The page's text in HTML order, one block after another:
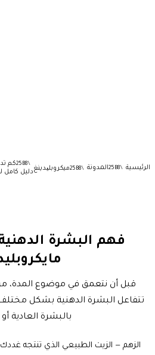
الرئيسية المدونة ميكروبلیدينغ
كم
دليل كامل
فهم البشرة
قبل أن نتعمق في موضوع المدة،
تتفاعل البشرة الدهنية بشكل
بالبشرة العادية
الزهم — الزيت الطبيعي الذي تنتجه